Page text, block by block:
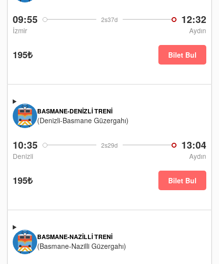
09:55 2s37d 12:32
İzmir Aydın
195₺ Bilet Bul
10:35 2s29d 13:04
Denizli Aydın
BASMANE-DENIZLI TRENI
(Denizli-Basmane Güzergahı)
195₺ Bilet Bul
BASMANE-NAZILLI TRENI
(Basmane-Nazilli Güzergahı)